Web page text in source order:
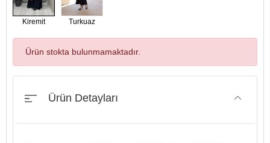
Kiremit Turkuaz
Ürün stokta bulunmamaktadır.
Ürün Detayları